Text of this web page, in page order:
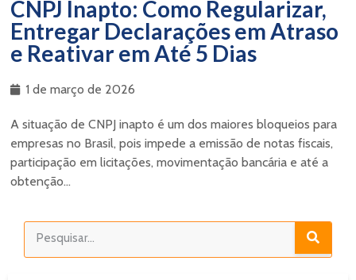
CNPJ Inapto: Como Regularizar,
Entregar Declarações em Atraso
e Reativar em Até 5 Dias
1 de março de 2026
A situação de CNPJ inapto é um dos maiores bloqueios para
empresas no Brasil, pois impede a emissão de notas fiscais,
participação em licitações, movimentação bancária e até a
obtenção...